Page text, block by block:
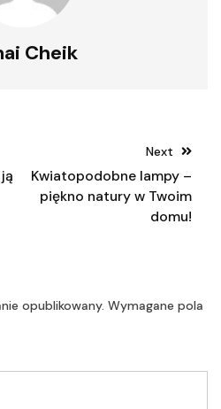
Cheik
Next
Kwiatopodobne lampy –
piękno natury w Twoim
domu!
opublikowany. Wymagane pola